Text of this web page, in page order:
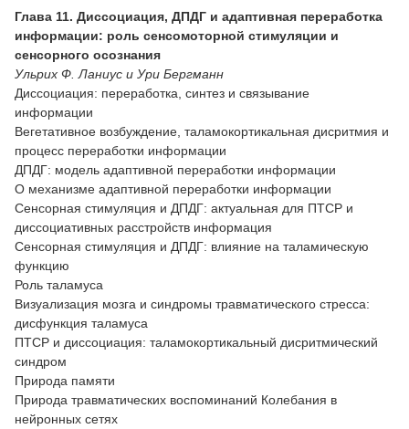
Глава 11. Диссоциация, ДПДГ и адаптивная переработка
информации: роль сенсомоторной стимуляции и
сенсорного осознания
Ульрих Ф. Ланиус и Ури Бергманн
Диссоциация: переработка, синтез и связывание
информации
Вегетативное возбуждение, таламокортикальная дисритмия и
процесс переработки информации
ДПДГ: модель адаптивной переработки информации
О механизме адаптивной переработки информации
Сенсорная стимуляция и ДПДГ: актуальная для ПТСР и
диссоциативных расстройств информация
Сенсорная стимуляция и ДПДГ: влияние на таламическую
функцию
Роль таламуса
Визуализация мозга и синдромы травматического стресса:
дисфункция таламуса
ПТСР и диссоциация: таламокортикальный дисритмический
синдром
Природа памяти
Природа травматических воспоминаний Колебания в
нейронных сетях